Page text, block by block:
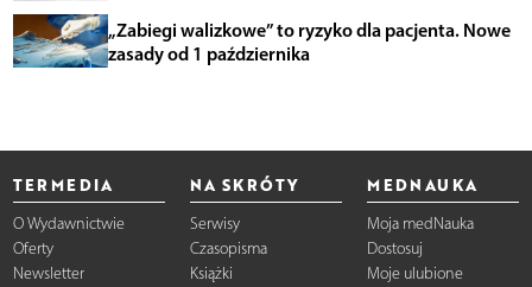
„Zabiegi walizkowe” to ryzyko dla pacjenta. Nowe
zasady od 1 października
TERMEDIA
O Wydawnictwie
Oferty
Newsletter
NA SKRÓTY
Serwisy
Czasopisma
Książki
MEDNAUKA
Moja medNauka
Dostosuj
Moje ulubione